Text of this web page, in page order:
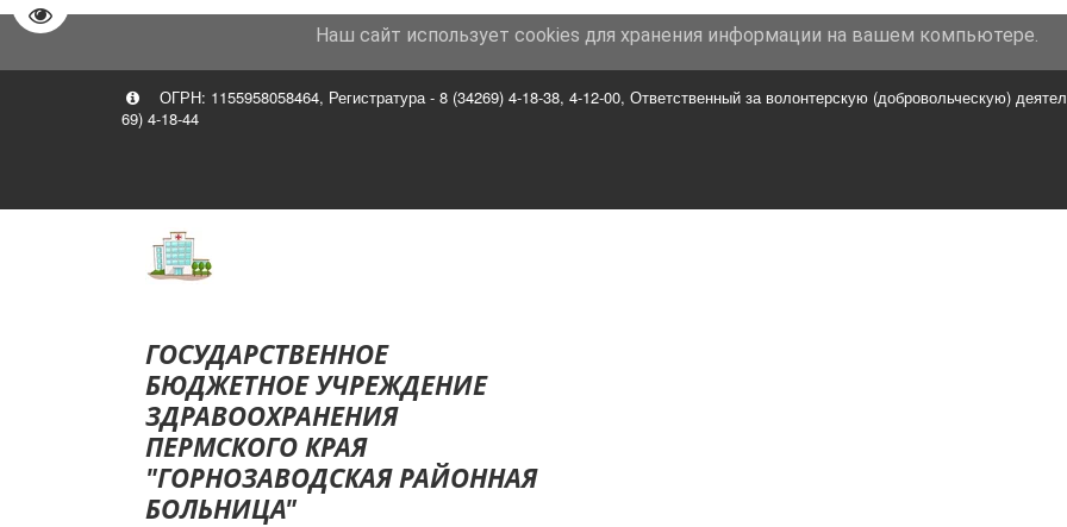
Перейти на версию для слабовидящих
4-29-40 главный врач Роман Владимир Тарасович Россия,Пермский край, г. Горнозаводск,ул.
ОГРН: 1155958058464, Регистратура - 8 (34269) 4-18-38, 4-12-00, Ответственный за волонтерскую (добровольческую)
69) 4-18-44
ГОСУДА­­РСТВЕННОЕ
БЮДЖЕТНОЕ УЧРЕЖДЕНИЕ
ЗДР­­АВООХРАНЕНИЯ
ПЕРМСКОГО КРАЯ
"ГОРНОЗАВОДСКАЯ РАЙОННАЯ
БОЛ­­­­ЬНИЦА"
Наш сайт использует cookies для хранения информации на вашем компьютере.